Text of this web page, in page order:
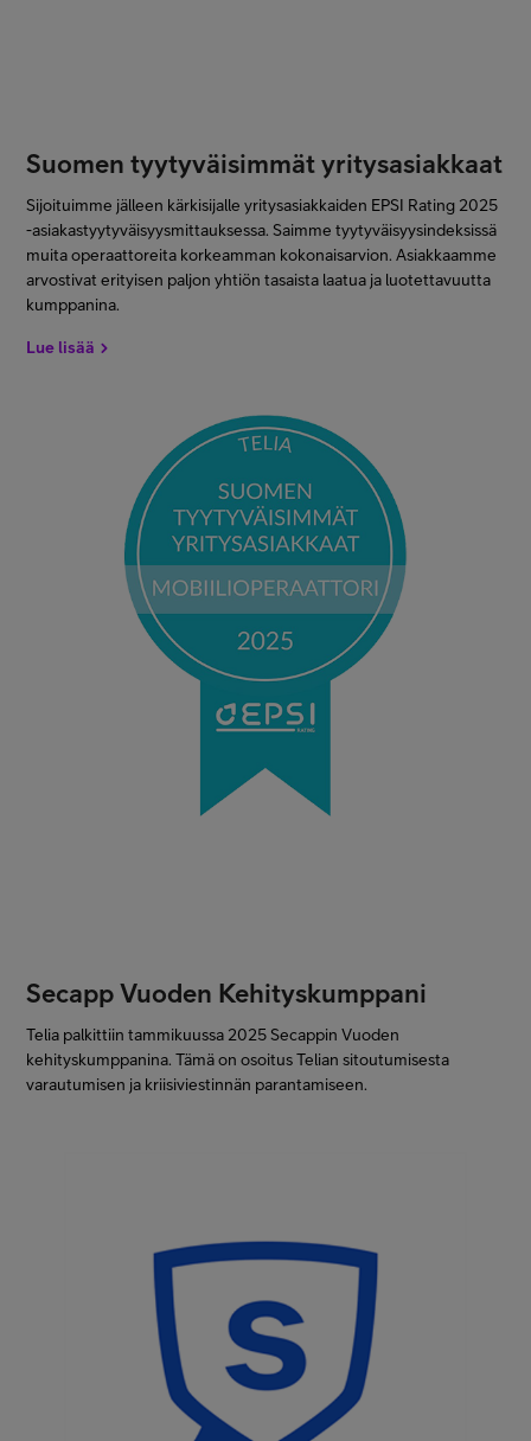
Suomen tyytyväisimmät yritysasiakkaat
Sijoituimme jälleen kärkisijalle yritysasiakkaiden EPSI Rating 2025
-asiakastyytyväisyysmittauksessa. Saimme tyytyväisyysindeksissä
muita operaattoreita korkeamman kokonaisarvion. Asiakkaamme
arvostivat erityisen paljon yhtiön tasaista laatua ja luotettavuutta
kumppanina.
Lue lisää
Secapp Vuoden Kehityskumppani
Telia palkittiin tammikuussa 2025 Secappin Vuoden
kehityskumppanina. Tämä on osoitus Telian sitoutumisesta
varautumisen ja kriisiviestinnän parantamiseen.